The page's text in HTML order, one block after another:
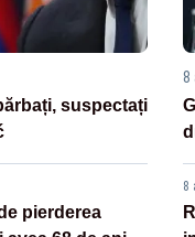
suspectați
pierderea
8
8